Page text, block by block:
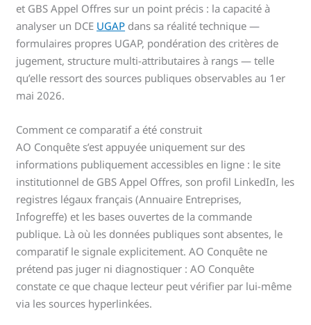
et GBS Appel Offres sur un point précis : la capacité à
analyser un DCE UGAP dans sa réalité technique —
formulaires propres UGAP, pondération des critères de
jugement, structure multi-attributaires à rangs — telle
qu’elle ressort des sources publiques observables au 1er
mai 2026.
Comment ce comparatif a été construit
AO Conquête s’est appuyée uniquement sur des
informations publiquement accessibles en ligne : le site
institutionnel de GBS Appel Offres, son profil LinkedIn, les
registres légaux français (Annuaire Entreprises,
Infogreffe) et les bases ouvertes de la commande
publique. Là où les données publiques sont absentes, le
comparatif le signale explicitement. AO Conquête ne
prétend pas juger ni diagnostiquer : AO Conquête
constate ce que chaque lecteur peut vérifier par lui-même
via les sources hyperlinkées.